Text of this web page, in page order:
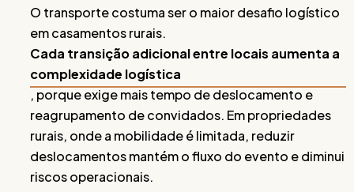
O transporte costuma ser o maior desafio logístico
em casamentos rurais.
Cada transição adicional entre locais aumenta a
complexidade logística
, porque exige mais tempo de deslocamento e
reagrupamento de convidados. Em propriedades
rurais, onde a mobilidade é limitada, reduzir
deslocamentos mantém o fluxo do evento e diminui
riscos operacionais.